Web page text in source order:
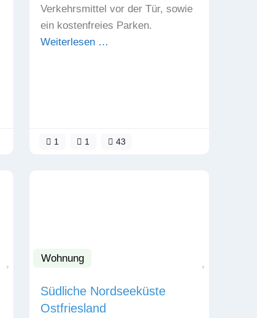
Verkehrsmittel vor der Tür, sowie
ein kostenfreies Parken.
Weiterlesen …
1 1 43
FavoritWohnung
Südliche Nordseeküste
Ostfriesland